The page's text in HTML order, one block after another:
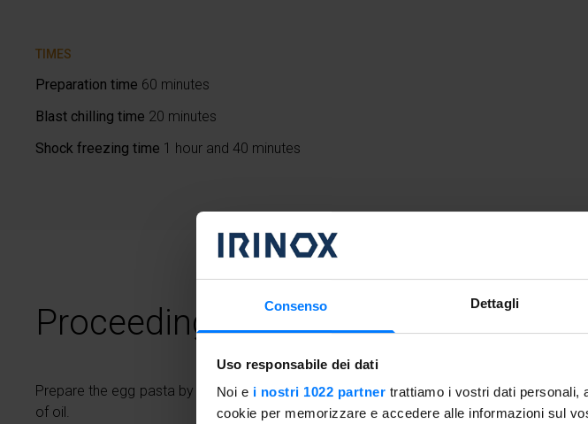
Consenso Dettagli
Uso responsabile dei dati
Noi e i nostri 1022 partner trattiamo i vostri dati personali,
cookie per memorizzare e accedere alle informazioni sul
TIMES
Preparation time 60 minutes
Blast chilling time 20 minutes
Shock freezing time 1 hour and 40 minutes
Proceeding
Prepare the egg pasta by kneading the flour with 3 eggs, a pinch of salt and a drizzle
of oil.